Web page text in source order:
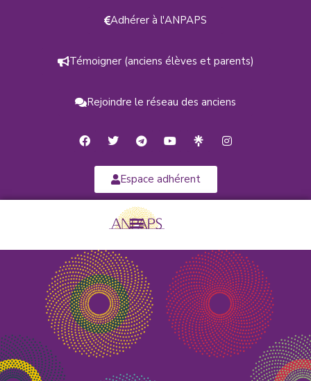
Adhérer à l'ANPAPS
Témoigner (anciens élèves et parents)
Rejoindre le réseau des anciens
Espace adhérent